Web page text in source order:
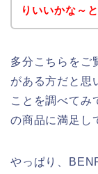
りいいかな～
多分こちらをご
がある方だと思
ことを調べてみ
の商品に満足し
やっぱり、